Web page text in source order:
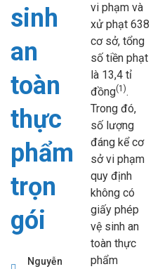
sinh
an
toàn
thực
phẩm
trọn
gói
Nguyễn
vi phạm và
xử phạt 638
cơ sở, tổng
số tiền phạt
là 13,4 tỉ
đồng(1).
Trong đó,
số lượng
đáng kể cơ
sở vi phạm
quy định
không có
giấy phép
vệ sinh an
toàn thực
phẩm